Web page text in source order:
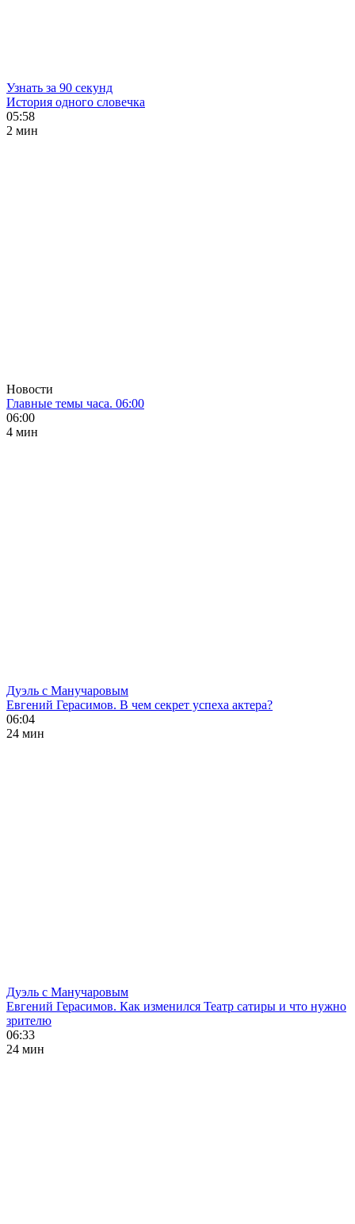
Узнать за 90 секунд
История одного словечка
05:58
2 мин
Новости
Главные темы часа. 06:00
06:00
4 мин
Дуэль с Манучаровым
Евгений Герасимов. В чем секрет успеха актера?
06:04
24 мин
Дуэль с Манучаровым
Евгений Герасимов. Как изменился Театр сатиры и что нужно
зрителю
06:33
24 мин